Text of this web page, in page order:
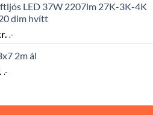
LED 37W 2207lm 27K-3K-4K
dim hvítt
.-
2m ál
.-